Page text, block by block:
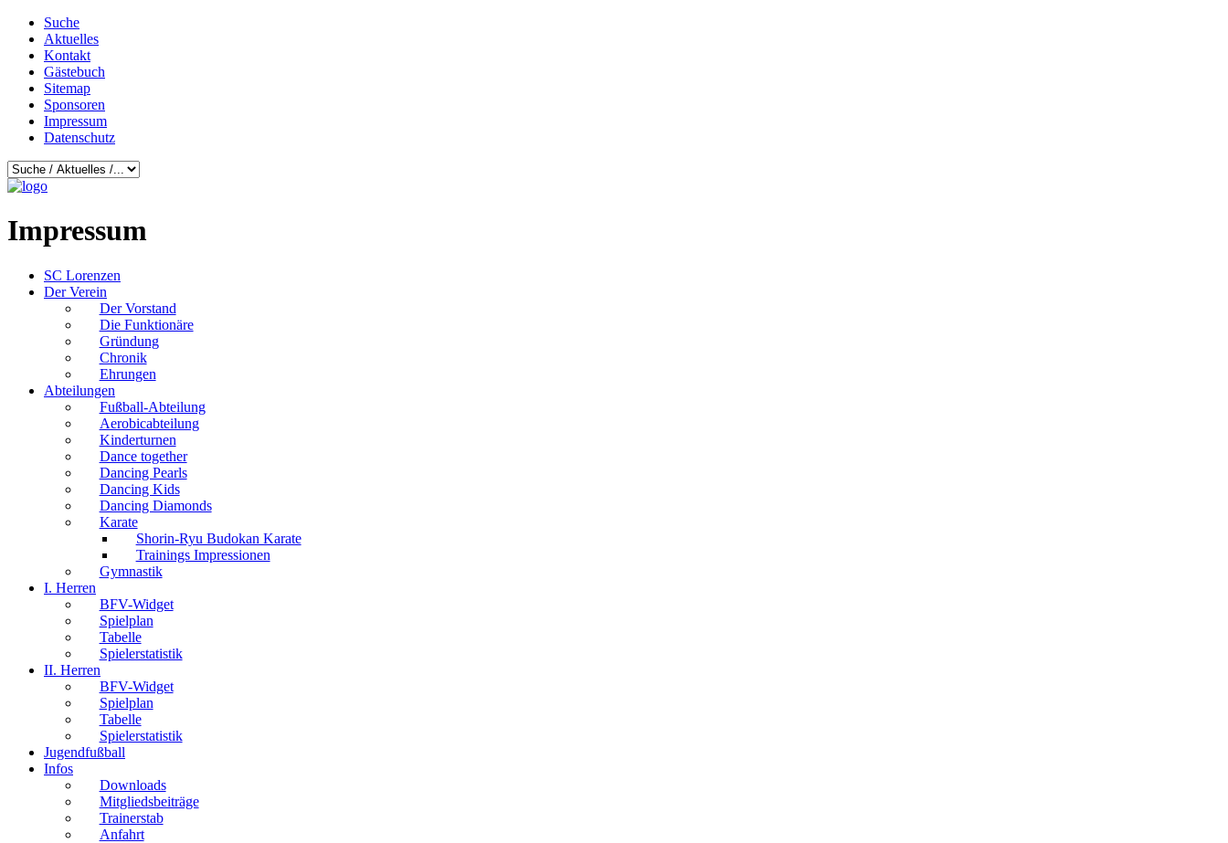
Suche
Aktuelles
Kontakt
Gästebuch
Sitemap
Sponsoren
Impressum
Datenschutz
Impressum
SC Lorenzen
Der Verein
Der Vorstand
Die Funktionäre
Gründung
Chronik
Ehrungen
Abteilungen
Fußball-Abteilung
Aerobicabteilung
Kinderturnen
Dance together
Dancing Pearls
Dancing Kids
Dancing Diamonds
Karate
Shorin-Ryu Budokan Karate
Trainings Impressionen
Gymnastik
I. Herren
BFV-Widget
Spielplan
Tabelle
Spielerstatistik
II. Herren
BFV-Widget
Spielplan
Tabelle
Spielerstatistik
Jugendfußball
Infos
Downloads
Mitgliedsbeiträge
Trainerstab
Anfahrt